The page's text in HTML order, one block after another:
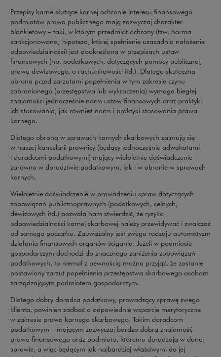
Przepisy karne służące karnej ochronie interesu finansowego
podmiotów prawa publicznego mają zazwyczaj charakter
blankietowy – taki, w którym przedmiot ochrony (tzw. norma
sankcjonowana; hipoteza, której spełnienie uzasadnia nałożenie
odpowiedzialności) jest dookreślona w przepisach ustaw
finansowych (np. podatkowych, dotyczących pomocy publicznej,
prawa dewizowego, o rachunkowości itd.). Dlatego skuteczna
obrona przed zarzutami popełnienia w tym zakresie czynu
zabronionego (przestępstwa lub wykroczenia) wymaga biegłej
znajomości jednocześnie norm ustaw finansowych oraz praktyki
ich stosowania, jak również norm i praktyki stosowania prawa
karnego.
Dlatego obroną w sprawach karnych skarbowych zajmują się
w naszej kancelarii prawnicy (będący jednocześnie adwokatami
i doradcami podatkowymi) mający wieloletnie doświadczenie
zarówno w doradztwie podatkowym, jak i w obronie w sprawach
karnych.
Wieloletnie doświadczenie w prowadzeniu spraw dotyczących
zobowiązań publicznoprawnych (podatkowych, celnych,
dewizowych itd.) pozwala nam stwierdzić, że ryzyko
odpowiedzialności karnej skarbowej należy przewidywać i zwalczać
od samego początku. Zauważalny jest swego rodzaju automatyzm
działania finansowych organów ścigania. Jeżeli w podmiocie
gospodarczym dochodzi do znacznego zaniżenia zobowiązań
podatkowych, to niemal z pewnością można przyjąć, że zostanie
postawiony zarzut popełnienia przestępstwa skarbowego osobom
zarządzającym podmiotem gospodarczym.
Dlatego dobry doradca podatkowy, prowadzący sprawę swego
klienta, powinien zadbać o odpowiednie wsparcie merytoryczne
w zakresie prawa karnego skarbowego. Takim doradcom
podatkowym – mającym zazwyczaj bardzo dobrą znajomość
prawa finansowego oraz podmiotu, któremu doradzają w danej
sprawie, a więc będącym jak najbardziej właściwymi do jej